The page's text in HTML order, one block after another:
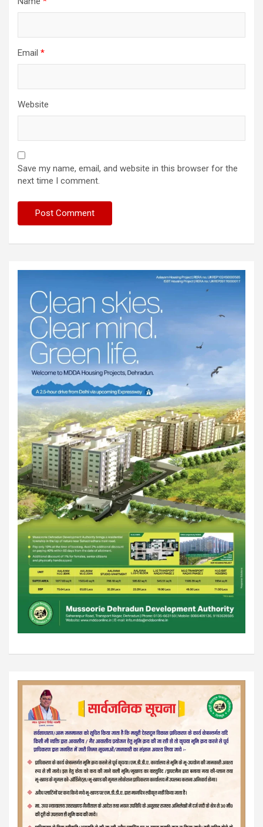
Email *
Website
Save my name, email, and website in this browser for the
next time I comment.